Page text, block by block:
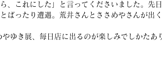
、これにした」と言ってくださいました。先日
ばったり遭遇。荒井さんとささめやさんが出く